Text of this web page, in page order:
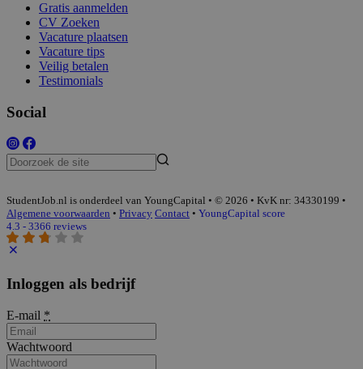
Gratis aanmelden
CV Zoeken
Vacature plaatsen
Vacature tips
Veilig betalen
Testimonials
Social
StudentJob.nl is onderdeel van YoungCapital • © 2026 • KvK nr: 34330199 •
Algemene voorwaarden • Privacy Contact • YoungCapital score
4.3 - 3366 reviews
Inloggen als bedrijf
E-mail *
Wachtwoord